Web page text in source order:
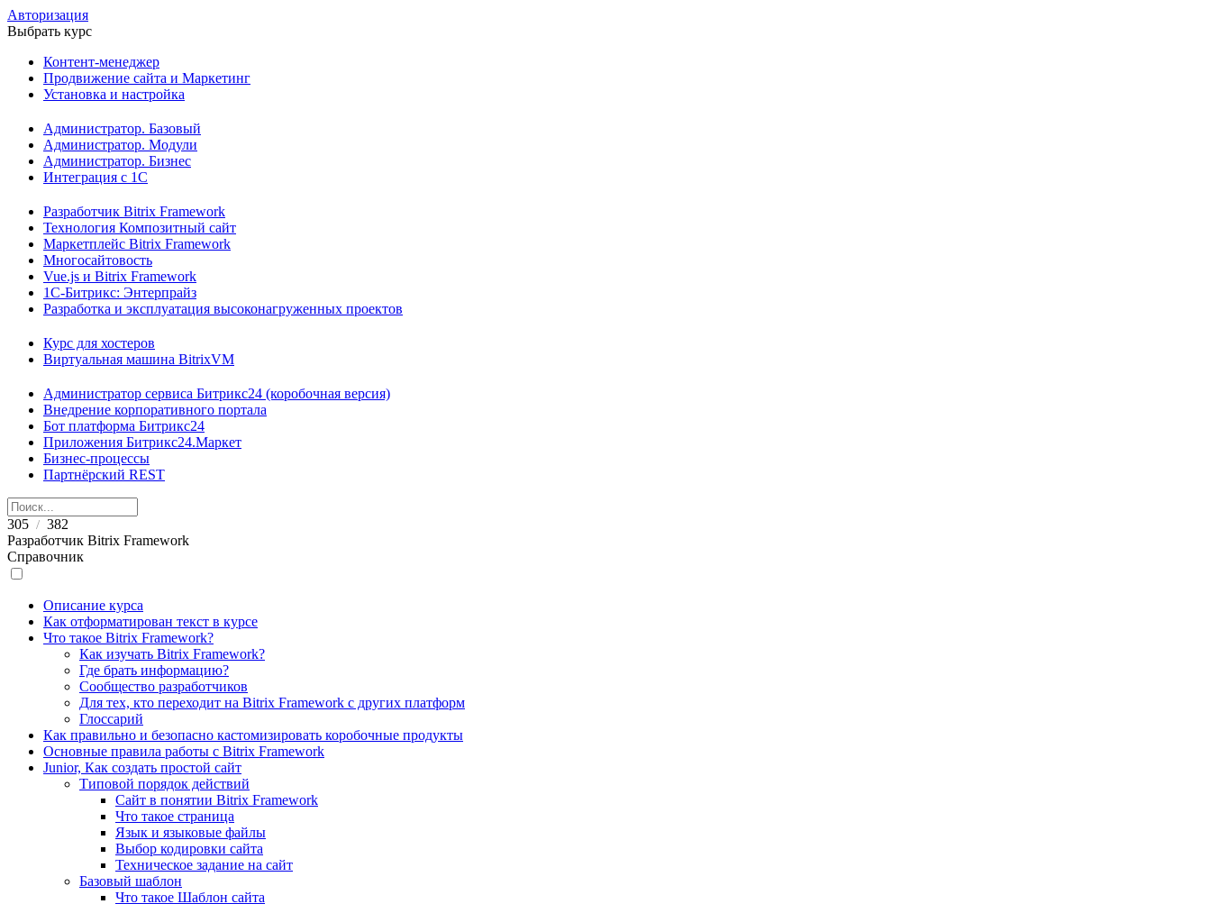
Авторизация
Выбрать курс
Контент-менеджер
Продвижение сайта и Маркетинг
Установка и настройка
Администратор. Базовый
Администратор. Модули
Администратор. Бизнес
Интеграция с 1С
Разработчик Bitrix Framework
Технология Композитный сайт
Маркетплейс Bitrix Framework
Многосайтовость
Vue.js и Bitrix Framework
1С-Битрикс: Энтерпрайз
Разработка и эксплуатация высоконагруженных проектов
Курс для хостеров
Виртуальная машина BitrixVM
Администратор сервиса Битрикс24 (коробочная версия)
Внедрение корпоративного портала
Бот платформа Битрикс24
Приложения Битрикс24.Маркет
Бизнес-процессы
Партнёрский REST
305 / 382
Разработчик Bitrix Framework
Справочник
Описание курса
Как отформатирован текст в курсе
Что такое Bitrix Framework?
Как изучать Bitrix Framework?
Где брать информацию?
Сообщество разработчиков
Для тех, кто переходит на Bitrix Framework с других платформ
Глоссарий
Как правильно и безопасно кастомизировать коробочные продукты
Основные правила работы с Bitrix Framework
Junior, Как создать простой сайт
Типовой порядок действий
Сайт в понятии Bitrix Framework
Что такое страница
Язык и языковые файлы
Выбор кодировки сайта
Техническое задание на сайт
Базовый шаблон
Что такое Шаблон сайта